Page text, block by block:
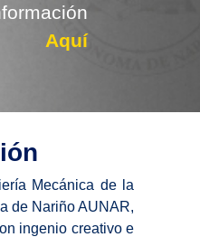
Aquí
Mecánica de la
de Nariño AUNAR,
ingenio creativo e